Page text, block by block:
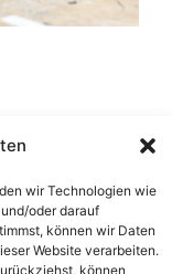
wir Technologien wie
oder darauf
können wir Daten
Website verarbeiten.
können